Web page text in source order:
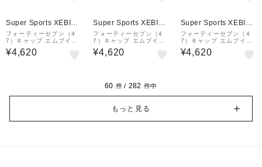
Super Sports XEBIO
&mall店
フォーティーセブン（4
7）キャップ エムブイピ
ー ロサンゼルス・ドジャ
ース チャコール 55-59c
¥4,620
Super Sports XEBIO
&mall店
フォーティーセブン（4
7）キャップ エムブイピ
ー ニューヨーク・ヤンキ
ース 14751290
¥4,620
Super Sports XEBIO
&mall店
フォーティーセブン（4
7）キャップ エムブイピ
ー ニューヨーク・ヤンキ
ース ベージュ 56-60cm
¥4,620
60 件 / 282 件中
もっと見る